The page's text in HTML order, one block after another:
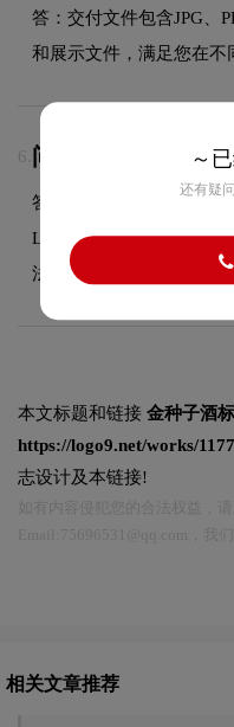
答：交付文件包含JPG、
和展示文件，满足您在不
6. 问：LOGO设计可
答：可以，我们拥有专业
LOGO设计到商标注册的
法律保护。
本文标题和链接 金种子酒
https://logo9.net/works/
志设计及本链接!
相关文章推荐
～
还有疑